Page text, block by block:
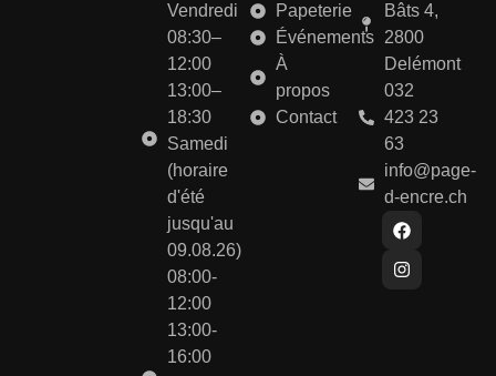
Vendredi
08:30–
12:00
13:00–
18:30
Samedi
(horaire
d'été
jusqu'au
09.08.26)
08:00-
12:00
13:00-
16:00
Papeterie
Événements
À
propos
Contact
Bâts 4,
2800
Delémont
032
423 23
63
info@page-
d-encre.ch